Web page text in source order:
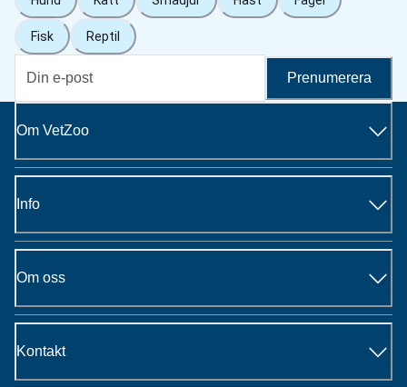
Fisk Reptil
Prenumerera
Om VetZoo
Info
Om oss
Kontakt